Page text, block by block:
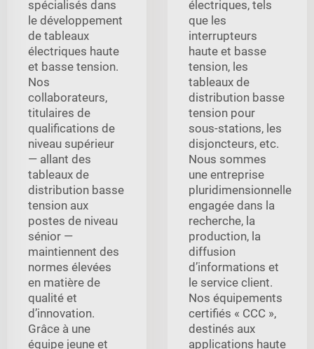
spécialisés dans
le développement
de tableaux
électriques haute
et basse tension.
Nos
collaborateurs,
titulaires de
qualifications de
niveau supérieur
— allant des
tableaux de
distribution basse
tension aux
postes de niveau
sénior —
maintiennent des
normes élevées
en matière de
qualité et
d’innovation.
Grâce à une
équipe jeune et
électriques, tels
que les
interrupteurs
haute et basse
tension, les
tableaux de
distribution basse
tension pour
sous-stations, les
disjoncteurs, etc.
Nous sommes
une entreprise
pluridimensionnelle
engagée dans la
recherche, la
production, la
diffusion
d’informations et
le service client.
Nos équipements
certifiés « CCC »,
destinés aux
applications haute